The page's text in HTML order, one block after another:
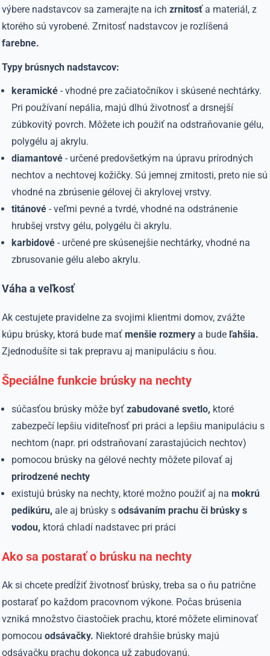
výbere nadstavcov sa zamerajte na ichzrnitosťa materiál, z
ktorého sú vyrobené. Zrnitosť nadstavcov je rozlíšená
farebne.
Typy brúsnych nadstavcov:
keramické - vhodné pre začiatočníkov i skúsené nechtárky.
Pri používaní nepália, majú dlhú životnosť a drsnejší
zúbkovitý povrch. Môžete ich použiť na odstraňovanie gélu,
polygélu aj akrylu.
diamantové - určené predovšetkým na úpravu prírodných
nechtov a nechtovej kožičky. Sú jemnej zrnitosti, preto nie sú
vhodné na zbrúsenie gélovej či akrylovej vrstvy.
titánové - veľmi pevné a tvrdé, vhodné na odstránenie
hrubšej vrstvy gélu, polygélu či akrylu.
karbidové - určené pre skúsenejšie nechtárky, vhodné na
zbrusovanie gélu alebo akrylu.
Váha a veľkosť
Ak cestujete pravidelne za svojimi klientmi domov, zvážte
kúpu brúsky, ktorá bude maťmenšie rozmery a bude ľahšia.
Zjednodušíte si tak prepravu aj manipuláciu s ňou.
Špeciálne funkcie brúsky na nechty
súčasťou brúsky môže byťzabudované svetlo, ktoré
zabezpečí lepšiu viditeľnosť pri práci a lepšiu manipuláciu s
nechtom (napr. pri odstraňovaní zarastajúcich nechtov)
pomocou brúsky na gélové nechty môžete pilovať aj
prirodzené nechty
existujú brúsky na nechty, ktoré možno použiť aj namokrú
pedikúru, ale aj brúsky sodsávaním prachu či brúsky s
vodou, ktorá chladí nadstavec pri práci
Ako sa postarať o brúsku na nechty
Ak si chcete predĺžiť životnosť brúsky, treba sa o ňu patrične
postarať po každom pracovnom výkone. Počas brúsenia
vzniká množstvo čiastočiek prachu, ktoré môžete eliminovať
pomocouodsávačky. Niektoré drahšie brúsky majú
odsávačku prachu dokonca už zabudovanú.